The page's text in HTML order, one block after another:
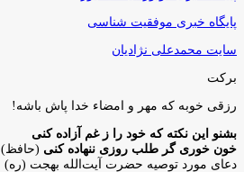
پایگاه خبری موفقیت شناسی
سایت محمدعلی نژادیان
برکت
رزقی خوبه كه مهر و امضاء خدا پاش باشه!
بشنو این نکته که خود را ز غم آزاده کنی
خون خوری گر طلب روزی ننهاده کنی (حافظ)
دعای مورد توصیه حضرت آیت‌الله بهجت (ره)